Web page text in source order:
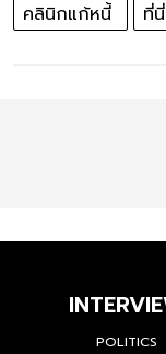
คลินิกแก้หนี้
ที่
POLITICS